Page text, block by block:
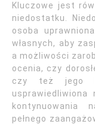
Kluczowe jest
niedostatku.
osoba
własnych, aby
a możliwości
ocenia, czy
czy też jego
usprawiedliwiona
kontynuowania
pełnego